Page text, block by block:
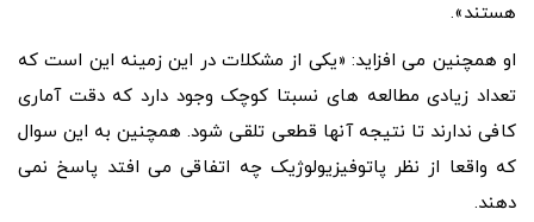
هستند».
او همچنین می افزاید: «یکی از مشکلات در این زمینه این است که
تعداد زیادی مطالعه های نسبتا کوچک وجود دارد که دقت آماری
کافی ندارند تا نتیجه آنها قطعی تلقی شود. همچنین به این سوال
که واقعا از نظر پاتوفیزیولوژیک چه اتفاقی می افتد پاسخ نمی
دهند.